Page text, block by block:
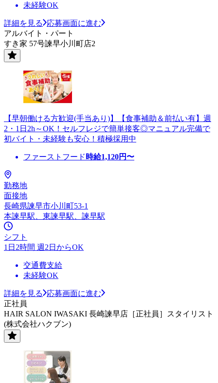
未経験OK
詳細を見る
応募画面に進む
アルバイト・パート
すき家 57号諫早小川町店2
【早朝働ける方歓迎(手当あり)】【食事補助＆前払い有】週
2・1日2h～OK！セルフレジで簡単接客◎マニュアル完備で
初バイト・未経験も安心！積極採用中
ファーストフード 時給1,120円〜
勤務地
面接地
長崎県諫早市小川町53-1
本諫早駅、東諫早駅、諫早駅
シフト
1日2時間 週2日からOK
交通費支給
未経験OK
詳細を見る
応募画面に進む
正社員
HAIR SALON IWASAKI 長崎諫早店［正社員］スタイリスト
(株式会社ハクブン)